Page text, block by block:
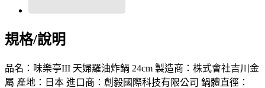
規格/說明
品名：味樂亭III 天婦羅油炸鍋 24cm 製造商：株式會社吉川金
屬 產地：日本 進口商：創毅國際科技有限公司 鍋體直徑：